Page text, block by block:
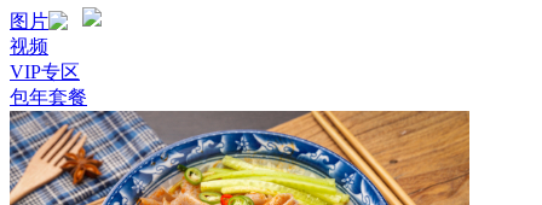
图片
视频
VIP专区
包年套餐